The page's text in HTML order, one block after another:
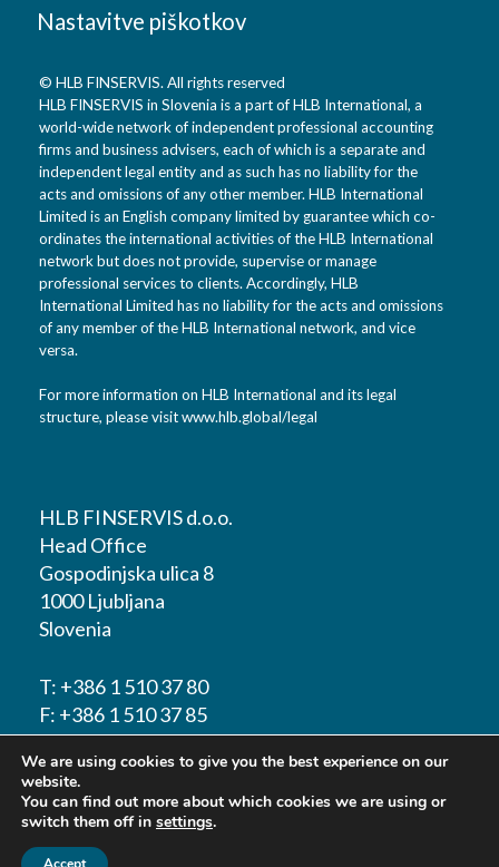
Nastavitve piškotkov
© HLB FINSERVIS. All rights reserved
HLB FINSERVIS in Slovenia is a part of HLB International, a
world-wide network of independent professional accounting
firms and business advisers, each of which is a separate and
independent legal entity and as such has no liability for the
acts and omissions of any other member. HLB International
Limited is an English company limited by guarantee which co-
ordinates the international activities of the HLB International
network but does not provide, supervise or manage
professional services to clients. Accordingly, HLB
International Limited has no liability for the acts and omissions
of any member of the HLB International network, and vice
versa.
For more information on HLB International and its legal
structure, please visitwww.hlb.global/legal
HLB FINSERVIS d.o.o.
Head Office
Gospodinjska ulica 8
1000 Ljubljana
Slovenia
T: +386 1 510 37 80
F: +386 1 510 37 85
E-mail:info@hlbfinservis.com
We are using cookies to give you the best experience on our
website.
You can find out more about which cookies we are using or
switch them off in settings.